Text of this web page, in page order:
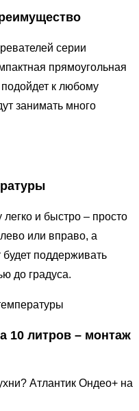
серии
прямоугольная
к любому
занимать много
и быстро – просто
или вправо, а
поддерживать
до градуса.
10 литров – монтаж
Атлантик Ондео+ на